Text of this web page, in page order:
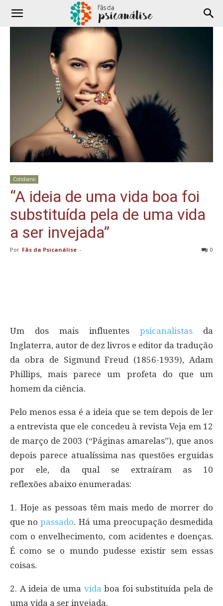
Cotidiano
“A ideia de uma vida boa foi
substituída pela de uma vida
a ser invejada”
Por Fãs da Psicanálise - 0
Um dos mais influentes psicanalistas da
Inglaterra, autor de dez livros e editor da tradução
da obra de Sigmund Freud (1856-1939), Adam
Phillips, mais parece um profeta do que um
homem da ciência.
Pelo menos essa é a ideia que se tem depois de ler
a entrevista que ele concedeu à revista Veja em 12
de março de 2003 (“Páginas amarelas”), que anos
depois parece atualíssima nas questões erguidas
por ele, da qual se extraíram as 10
reflexões abaixo enumeradas:
1. Hoje as pessoas têm mais medo de morrer do
que nopassado. Há uma preocupação desmedida
com o envelhecimento, com acidentes e doenças.
É como se o mundo pudesse existir sem essas
coisas.
2. A ideia de uma vida boa foi substituída pela de
uma vida a ser invejada.